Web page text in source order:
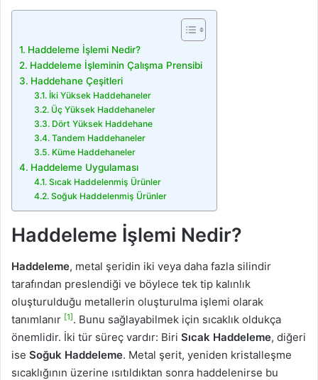
Haddeleme İşlemi Nedir?
Haddeleme İşleminin Çalışma Prensibi
Haddehane Çeşitleri
İki Yüksek Haddehaneler
Üç Yüksek Haddehaneler
Dört Yüksek Haddehane
Tandem Haddehaneler
Küme Haddehaneler
Haddeleme Uygulaması
Sıcak Haddelenmiş Ürünler
Soğuk Haddelenmiş Ürünler
Haddeleme İşlemi Nedir?
Haddeleme, metal şeridin iki veya daha fazla silindir
tarafından preslendiği ve böylece tek tip kalınlık
oluşturulduğu metallerin oluşturulma işlemi olarak
tanımlanır [1]. Bunu sağlayabilmek için sıcaklık oldukça
önemlidir. İki tür süreç vardır: Biri Sıcak Haddeleme, diğeri
ise Soğuk Haddeleme. Metal şerit, yeniden kristalleşme
sıcaklığının üzerine ısıtıldıktan sonra haddelenirse bu